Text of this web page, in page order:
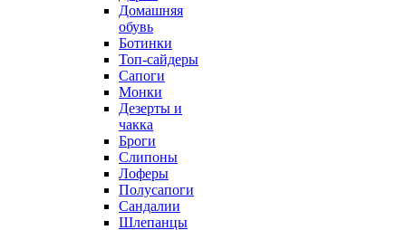
Домашняя
обувь
Ботинки
Топ-сайдеры
Сапоги
Монки
Дезерты и
чакка
Броги
Слипоны
Лоферы
Полусапоги
Сандалии
Шлепанцы